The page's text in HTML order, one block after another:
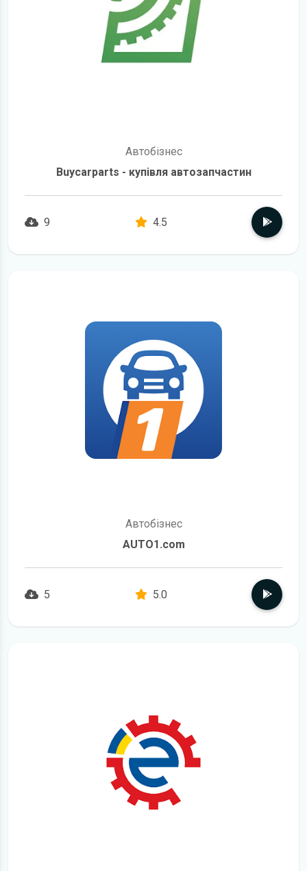
Автобізнес
Buycarparts - купівля автозапчастин
9
4.5
Автобізнес
AUTO1.com
5
5.0